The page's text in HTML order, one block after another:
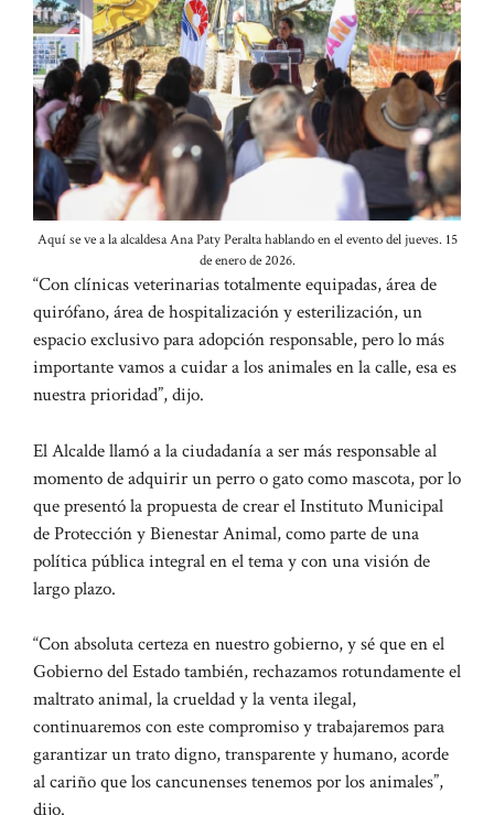
Aquí se ve a la alcaldesa Ana Paty Peralta hablando en el evento del jueves. 15
de enero de 2026.
“Con clínicas veterinarias totalmente equipadas, área de
quirófano, área de hospitalización y esterilización, un
espacio exclusivo para adopción responsable, pero lo más
importante vamos a cuidar a los animales en la calle, esa es
nuestra prioridad”, dijo.
El Alcalde llamó a la ciudadanía a ser más responsable al
momento de adquirir un perro o gato como mascota, por lo
que presentó la propuesta de crear el Instituto Municipal
de Protección y Bienestar Animal, como parte de una
política pública integral en el tema y con una visión de
largo plazo.
“Con absoluta certeza en nuestro gobierno, y sé que en el
Gobierno del Estado también, rechazamos rotundamente el
maltrato animal, la crueldad y la venta ilegal,
continuaremos con este compromiso y trabajaremos para
garantizar un trato digno, transparente y humano, acorde
al cariño que los cancunenses tenemos por los animales”,
dijo.